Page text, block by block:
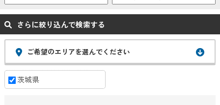
さらに絞り込んで検索する
ご希望のエリアを選んでください
茨城県